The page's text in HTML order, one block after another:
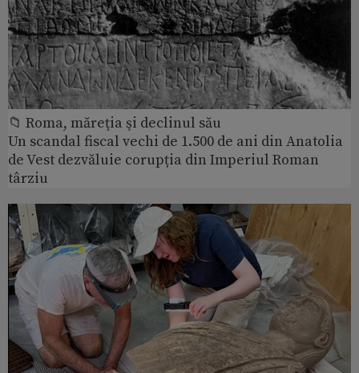
📁 Roma, măreţia şi declinul său
Un scandal fiscal vechi de 1.500 de ani din Anatolia
de Vest dezvăluie corupția din Imperiul Roman
târziu